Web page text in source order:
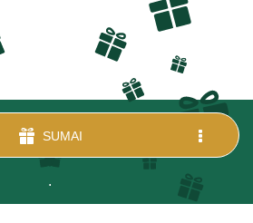
SUMAI
.